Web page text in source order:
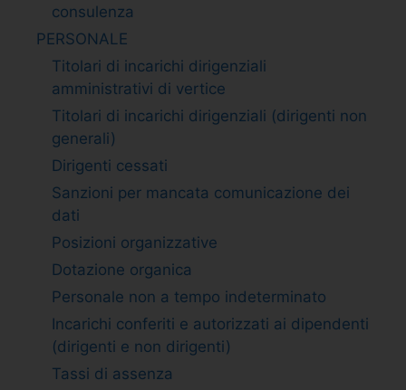
consulenza
PERSONALE
Titolari di incarichi dirigenziali
amministrativi di vertice
Titolari di incarichi dirigenziali (dirigenti non
generali)
Dirigenti cessati
Sanzioni per mancata comunicazione dei
dati
Posizioni organizzative
Dotazione organica
Personale non a tempo indeterminato
Incarichi conferiti e autorizzati ai dipendenti
(dirigenti e non dirigenti)
Tassi di assenza